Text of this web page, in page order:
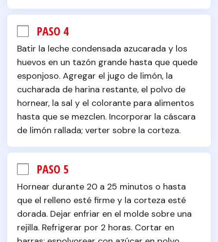
PASO 4
Batir la leche condensada azucarada y los
huevos en un tazón grande hasta que quede
esponjoso. Agregar el jugo de limón, la
cucharada de harina restante, el polvo de
hornear, la sal y el colorante para alimentos
hasta que se mezclen. Incorporar la cáscara
de limón rallada; verter sobre la corteza.
PASO 5
Hornear durante 20 a 25 minutos o hasta
que el relleno esté firme y la corteza esté
dorada. Dejar enfriar en el molde sobre una
rejilla. Refrigerar por 2 horas. Cortar en